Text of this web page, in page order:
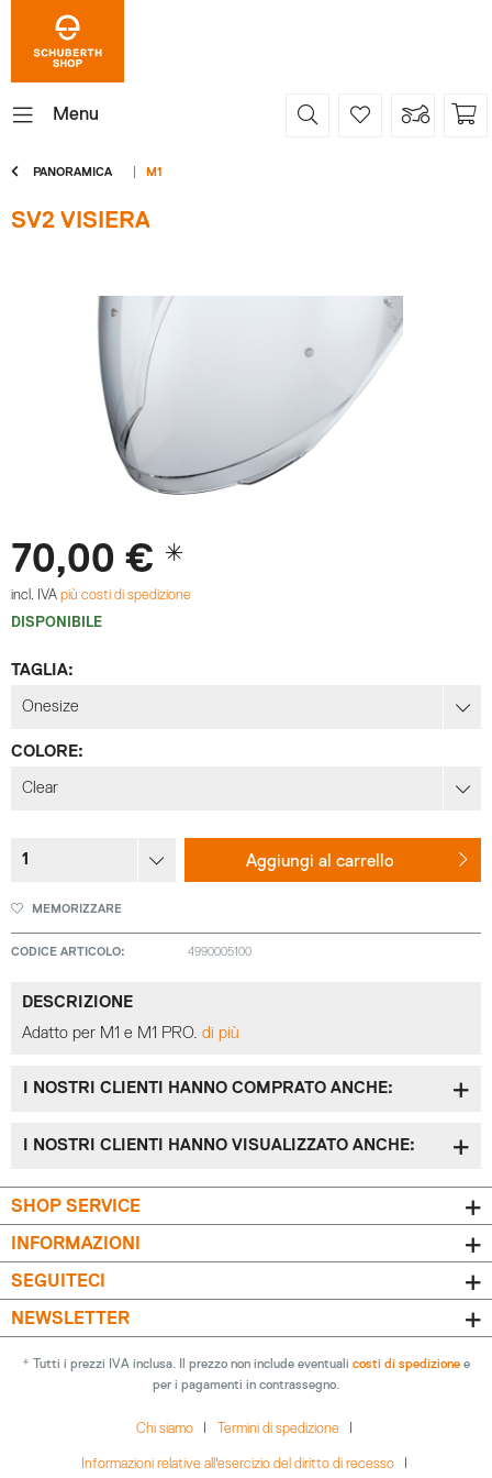
Menu
PANORAMICA M1
SV2 VISIERA
70,00 € *
incl. IVA più costi di spedizione
DISPONIBILE
TAGLIA:
COLORE:
Aggiungi al carrello
MEMORIZZARE
CODICE ARTICOLO: 4990005100
DESCRIZIONE
Adatto per M1 e M1 PRO. di più
I NOSTRI CLIENTI HANNO COMPRATO ANCHE:
I NOSTRI CLIENTI HANNO VISUALIZZATO ANCHE:
SHOP SERVICE
INFORMAZIONI
SEGUITECI
NEWSLETTER
* Tutti i prezzi IVA inclusa. Il prezzo non include eventuali costi di spedizione e
per i pagamenti in contrassegno.
Chi siamo Termini di spedizione
Informazioni relative all'esercizio del diritto di recesso